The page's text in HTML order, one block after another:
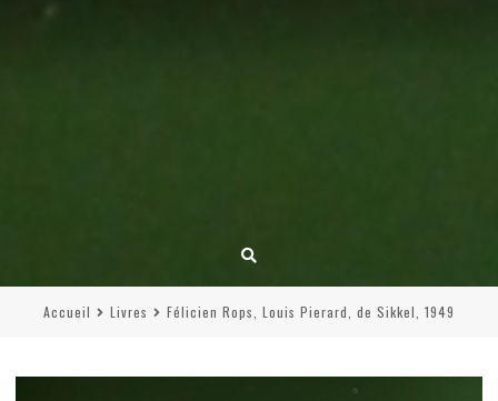
Accueil Livres Félicien Rops, Louis Pierard, de Sikkel, 1949